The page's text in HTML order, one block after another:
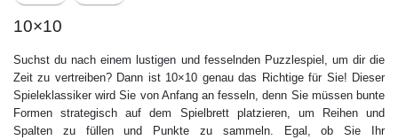
10×10
Suchst du nach einem lustigen und fesselnden Puzzlespiel, um dir die
Zeit zu vertreiben? Dann ist 10×10 genau das Richtige für Sie! Dieser
Spieleklassiker wird Sie von Anfang an fesseln, denn Sie müssen bunte
Formen strategisch auf dem Spielbrett platzieren, um Reihen und
Spalten zu füllen und Punkte zu sammeln. Egal, ob Sie Ihr